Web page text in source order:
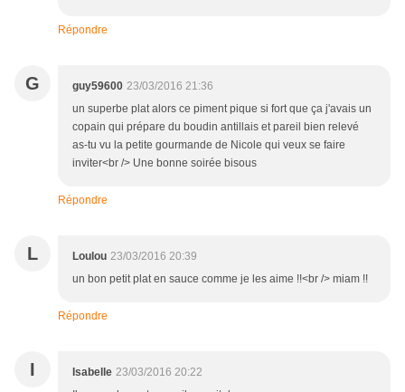
Répondre
G guy59600 23/03/2016 21:36
un superbe plat alors ce piment pique si fort que ça j'avais un
copain qui prépare du boudin antillais et pareil bien relevé
as-tu vu la petite gourmande de Nicole qui veux se faire
inviter<br /> Une bonne soirée bisous
Répondre
L Loulou 23/03/2016 20:39
un bon petit plat en sauce comme je les aime !!<br /> miam !!
Répondre
I Isabelle 23/03/2016 20:22